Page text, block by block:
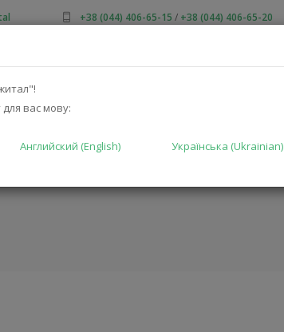
вас мову:
Английский (English)
Українська (Ukrainian)
+38 (044) 406-65-15 / +38 (044) 406-65-20